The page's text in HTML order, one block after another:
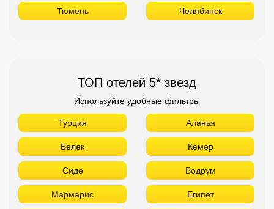
Тюмень Челябинск
ТОП отелей 5* звезд
Используйте удобные фильтры
Турция Аланья
Белек Кемер
Сиде Бодрум
Мармарис Египет